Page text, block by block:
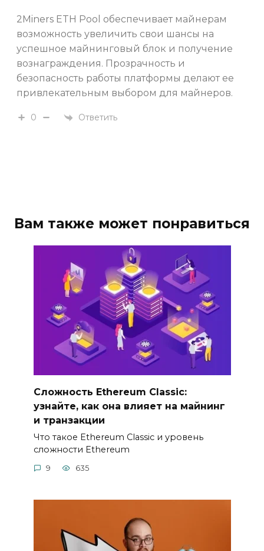
2Miners ETH Pool обеспечивает майнерам
возможность увеличить свои шансы на
успешное майнинговый блок и получение
вознаграждения. Прозрачность и
безопасность работы платформы делают ее
привлекательным выбором для майнеров.
0 Ответить
Вам также может понравиться
Сложность Ethereum Classic:
узнайте, как она влияет на майнинг
и транзакции
Чтo такое Ethereum Classic и уровень
сложности Ethereum
9 635